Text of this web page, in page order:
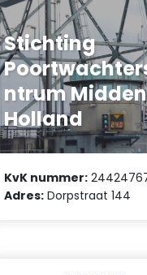
Stichting
ntrum
Holland
KvK nummer:
Adres: Dorpstraat 144